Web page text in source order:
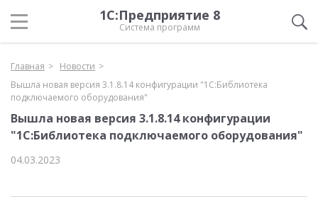
1С:Предприятие 8
Система программ
Главная
Новости
Вышла новая версия 3.1.8.14 конфигурации "1С:Библиотека
подключаемого оборудования"
Вышла новая версия 3.1.8.14 конфигурации
"1С:Библиотека подключаемого оборудования"
04.03.2023